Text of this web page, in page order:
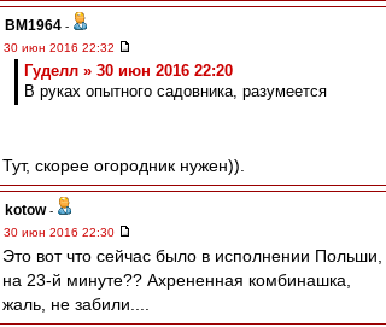
BM1964 -
30 июн 2016 22:32
Гуделл » 30 июн 2016 22:20
В руках опытного садовника, разумеется
Тут, скорее огородник нужен)).
kotow-
30 июн 2016 22:30
Это вот что сейчас было в исполнении Польши,
на 23-й минуте?? Ахрененная комбинашка,
жаль, не забили....